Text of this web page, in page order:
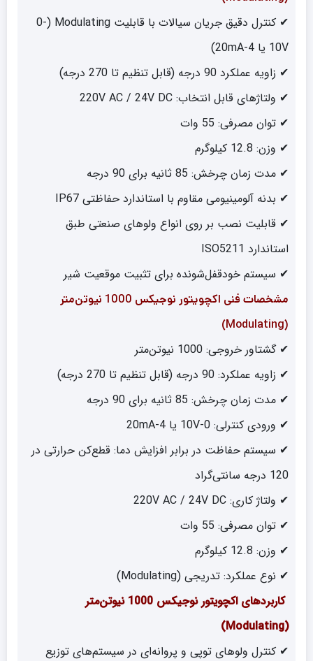
✔ کنترل دقیق جریان سیالات با قابلیت Modulating (0-
10V یا 4-20mA)
✔ زاویه عملکرد 90 درجه (قابل تنظیم تا 270 درجه)
✔ ولتاژهای قابل انتخاب: 220V AC / 24V DC
✔ توان مصرفی: 55 وات
✔ وزن: 12.8 کیلوگرم
✔ مدت زمان چرخش: 85 ثانیه برای 90 درجه
✔ بدنه آلومینیومی مقاوم با استاندارد حفاظتی IP67
✔ قابلیت نصب بر روی انواع ولوهای صنعتی طبق
استاندارد ISO5211
✔ سیستم خودقفل‌شونده برای تثبیت موقعیت شیر
مشخصات فنی اکچویتور نوجیکس 1000 نیوتن‌متر
(Modulating)
✔ گشتاور خروجی: 1000 نیوتن‌متر
✔ زاویه عملکرد: 90 درجه (قابل تنظیم تا 270 درجه)
✔ مدت زمان چرخش: 85 ثانیه برای 90 درجه
✔ ورودی کنترلی: 0-10V یا 4-20mA
✔ سیستم حفاظت در برابر افزایش دما: قطع‌کن حرارتی در
120 درجه سانتی‌گراد
✔ ولتاژ کاری: 220V AC / 24V DC
✔ توان مصرفی: 55 وات
✔ وزن: 12.8 کیلوگرم
✔ نوع عملکرد: تدریجی (Modulating)
کاربردهای اکچویتور نوجیکس 1000 نیوتن‌متر
(Modulating)
✔ کنترل ولوهای توپی و پروانه‌ای در سیستم‌های توزیع